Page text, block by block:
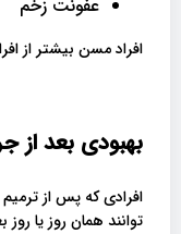
عفونت زخم
افراد مسن بیشتر از
بهبودی بعد از
افرادی که پس از
توانند همان روز یا روز